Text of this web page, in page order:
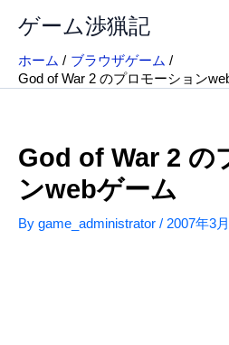
ゲーム渉猟記
ホーム
ブラウザゲーム
God of War 2 のプロモーション
God of War 2 の
ンwebゲーム
By game_administrator / 2007年3